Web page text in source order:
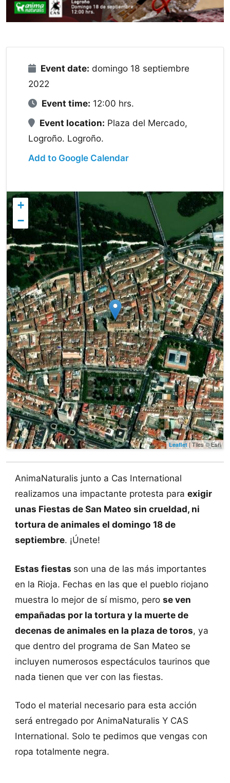
Event date: domingo 18 septiembre
2022
Event time: 12:00 hrs.
Event location: Plaza del Mercado,
Logroño. Logroño.
Add to Google Calendar
+
−
Leaflet| Tiles © Esri
AnimaNaturalis junto a Cas International
realizamos una impactante protesta para exigir
unas Fiestas de San Mateo sin crueldad, ni
tortura de animales el domingo 18 de
septiembre. ¡Únete!
Estas fiestas son una de las más importantes
en la Rioja. Fechas en las que el pueblo riojano
muestra lo mejor de sí mismo, pero se ven
empañadas por la tortura y la muerte de
decenas de animales en la plaza de toros, ya
que dentro del programa de San Mateo se
incluyen numerosos espectáculos taurinos que
nada tienen que ver con las fiestas.
Todo el material necesario para esta acción
será entregado por AnimaNaturalis Y CAS
International. Solo te pedimos que vengas con
ropa totalmente negra.